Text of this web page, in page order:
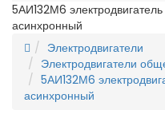
5АИ132М6
асинхронный
Электродвигатели
Электродвигатели
5АИ132М6
асинхронный